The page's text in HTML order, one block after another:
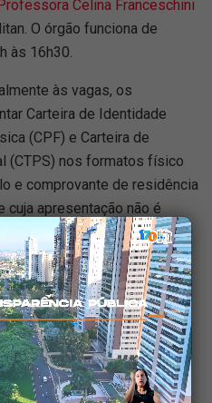
Celina Franceschini
O órgão funciona de
às 16h30.
às vagas, os
Carteira de Identidade
(CPF) e Carteira de
(CTPS) nos formatos físico
e comprovante de residência
cuja apresentação não é
que as vagas ficam
ou até os limites de
empregadores forem